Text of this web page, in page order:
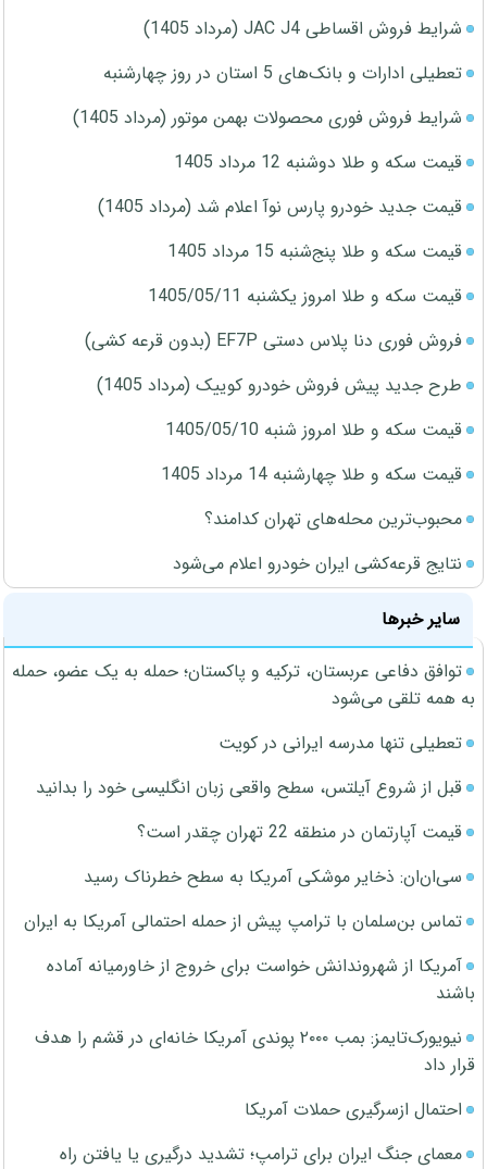
شرایط فروش اقساطی JAC J4 (مرداد 1405)
تعطیلی ادارات و بانک‌های 5 استان در روز چهارشنبه
شرایط فروش فوری محصولات بهمن موتور (مرداد 1405)
قیمت سکه و طلا دوشنبه 12 مرداد 1405
قیمت جدید خودرو پارس نوآ اعلام شد (مرداد 1405)
قیمت سکه و طلا پنج‌شنبه 15 مرداد 1405
قیمت سکه و طلا امروز یکشنبه 1405/05/11
فروش فوری دنا پلاس دستی EF7P (بدون قرعه کشی)
طرح جدید پیش فروش خودرو کوییک (مرداد 1405)
قیمت سکه و طلا امروز شنبه 1405/05/10
قیمت سکه و طلا چهارشنبه 14 مرداد 1405
محبوب‌ترین محله‌های تهران کدامند؟
نتایج قرعه‌کشی ایران خودرو اعلام می‌شود
سایر خبرها
توافق دفاعی عربستان، ترکیه و پاکستان؛ حمله به یک عضو، حمله
به همه تلقی می‌شود
تعطیلی تنها مدرسه ایرانی در کویت
قبل از شروع آیلتس، سطح واقعی زبان انگلیسی خود را بدانید
قیمت آپارتمان در منطقه 22 تهران چقدر است؟
سی‌ان‌ان: ذخایر موشکی آمریکا به سطح خطرناک رسید
تماس بن‌سلمان با ترامپ پیش از حمله احتمالی آمریکا به ایران
آمریکا از شهروندانش خواست برای خروج از خاورمیانه آماده
باشند
نیویورک‌تایمز: بمب ۲۰۰۰ پوندی آمریکا خانه‌ای در قشم را هدف
قرار داد
احتمال ازسرگیری حملات آمریکا
معمای جنگ ایران برای ترامپ؛ تشدید درگیری یا یافتن راه